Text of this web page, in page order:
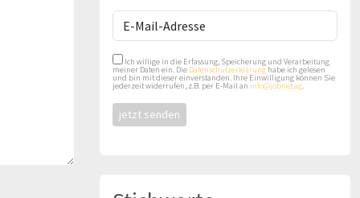
Ich willige in die Erfassung, Speicherung und Verarbeitung
meiner Daten ein. Die Datenschutzerklärung habe ich gelesen
und bin mit dieser einverstanden. Ihre Einwilligung können Sie
jederzeit widerrufen, z.B. per E-Mail an info@jobnet.ag.